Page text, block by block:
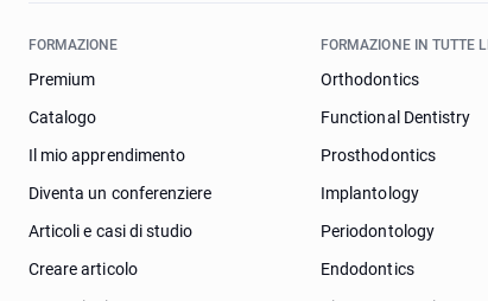
FORMAZIONE
Premium
Catalogo
Il mio apprendimento
Diventa un conferenziere
Articoli e casi di studio
Creare articolo
FORMAZIONE IN TUTTE
Orthodontics
Functional Dentistry
Prosthodontics
Implantology
Periodontology
Endodontics